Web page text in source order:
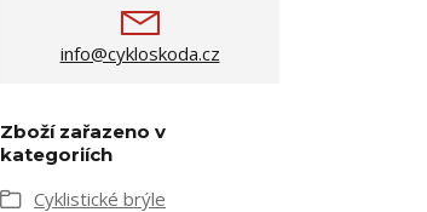
info@cykloskoda.cz
Zboží zařazeno v
kategoriích
Cyklistické brýle